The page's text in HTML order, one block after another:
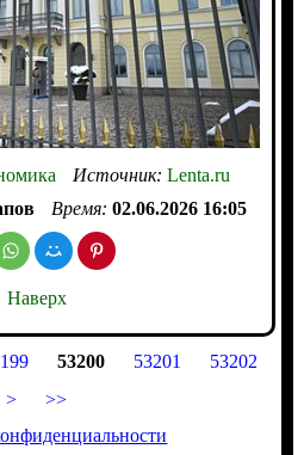
Источник: Lenta.ru
Время: 02.06.2026 16:05
Наверх
53200 53201
53202
>
>>